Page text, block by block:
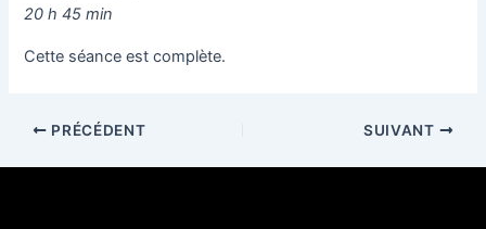
20 h 45 min
Cette séance est complète.
PRÉCÉDENT SUIVANT